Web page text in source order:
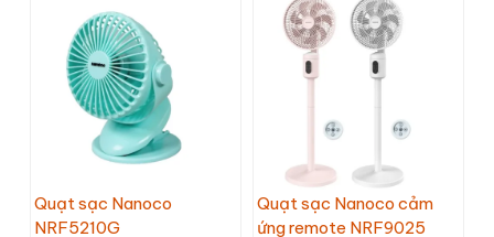
Quạt sạc Nanoco
NRF5210G
Quạt sạc Nanoco cảm
ứng remote NRF9025